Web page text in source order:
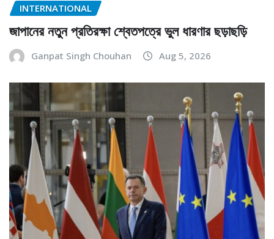
INTERNATIONAL
জাপানের নতুন প্রতিরক্ষা শ্বেতপত্রে ভুল ধারণার ছড়াছড়ি
Ganpat Singh Chouhan Aug 5, 2026